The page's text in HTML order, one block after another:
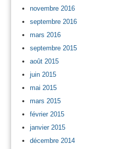
novembre 2016
septembre 2016
mars 2016
septembre 2015
août 2015
juin 2015
mai 2015
mars 2015
février 2015
janvier 2015
décembre 2014